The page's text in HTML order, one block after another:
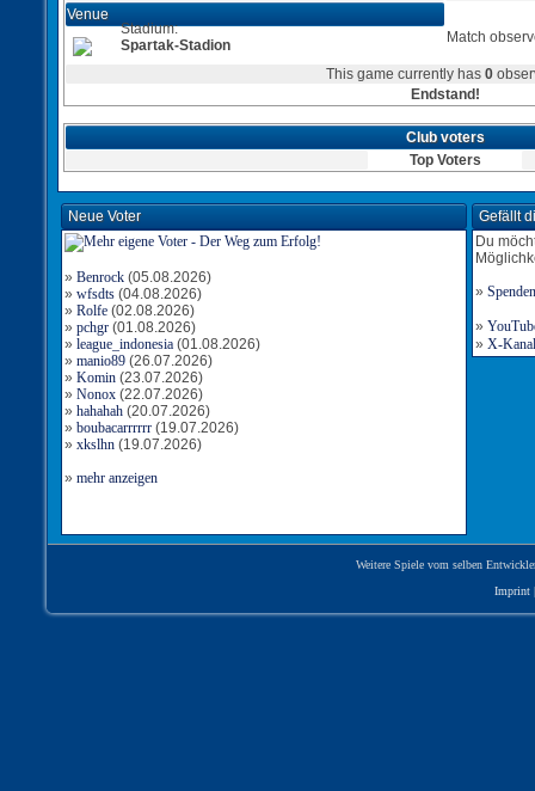
Venue
Stadium:
Spartak-Stadion
Match
This game currently has 0
Endstand!
Club voters
Top Voters
Neue Voter
» Benrock (05.08.2026)
» wfsdts (04.08.2026)
» Rolfe (02.08.2026)
» pchgr (01.08.2026)
» league_indonesia (01.08.2026)
» manio89 (26.07.2026)
» Komin (23.07.2026)
» Nonox (22.07.2026)
» hahahah (20.07.2026)
» boubacarrrrrr (19.07.2026)
» xkslhn (19.07.2026)
» mehr anzeigen
Gefällt
Du
» Spenden
»
» X-
Weitere Spiele vom selben
Imprint